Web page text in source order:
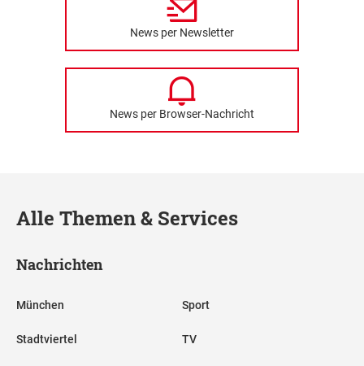
News per Newsletter
News per Browser-Nachricht
Alle Themen & Services
Nachrichten
München
Stadtviertel
Sport
TV